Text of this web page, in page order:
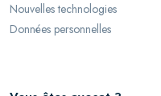
Nouvelles technologies
Données personnelles